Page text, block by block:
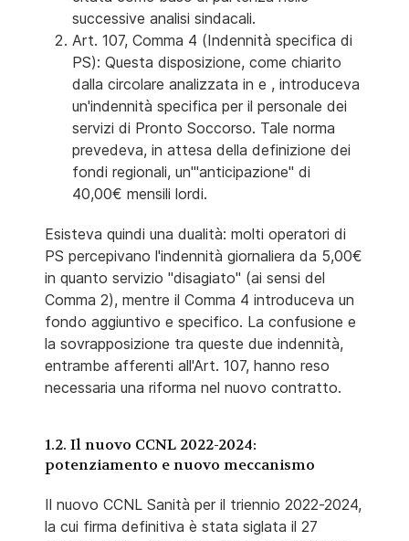
successive analisi sindacali.
Art. 107, Comma 4 (Indennità specifica di
PS): Questa disposizione, come chiarito
dalla circolare analizzata in e , introduceva
un'indennità specifica per il personale dei
servizi di Pronto Soccorso. Tale norma
prevedeva, in attesa della definizione dei
fondi regionali, un'"anticipazione" di
40,00€ mensili lordi.
Esisteva quindi una dualità: molti operatori di
PS percepivano l'indennità giornaliera da 5,00€
in quanto servizio "disagiato" (ai sensi del
Comma 2), mentre il Comma 4 introduceva un
fondo aggiuntivo e specifico. La confusione e
la sovrapposizione tra queste due indennità,
entrambe afferenti all'Art. 107, hanno reso
necessaria una riforma nel nuovo contratto.
1.2. Il nuovo CCNL 2022-2024:
potenziamento e nuovo meccanismo
Il nuovo CCNL Sanità per il triennio 2022-2024,
la cui firma definitiva è stata siglata il 27